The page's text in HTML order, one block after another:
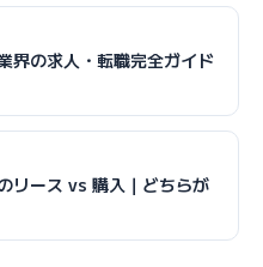
界の求人・転職完全ガイド
リース vs 購入｜どちらが